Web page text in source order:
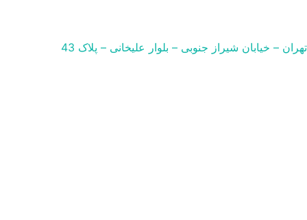
تهران – خیابان شیراز جنوبی – بلوار علیخانی – پلاک 43